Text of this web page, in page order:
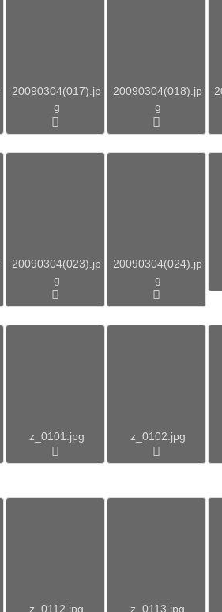
20090304(017).jp
g
20090304(018).jp
g
20090304(023).jp
g
20090304(024).jp
g
z_0101.jpg z_0102.jpg
z_0112.jpg z_0113.jpg